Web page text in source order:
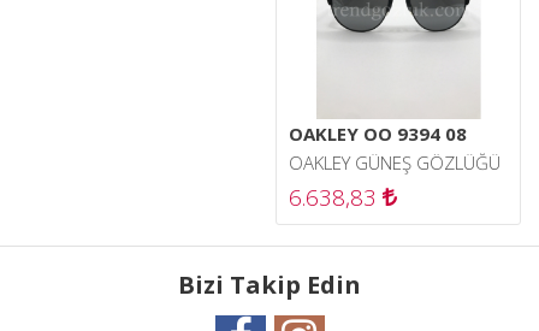
OAKLEY OO 9394 08
OAKLEY GÜNEŞ GÖZLÜĞÜ
6.638,83
Bizi Takip Edin